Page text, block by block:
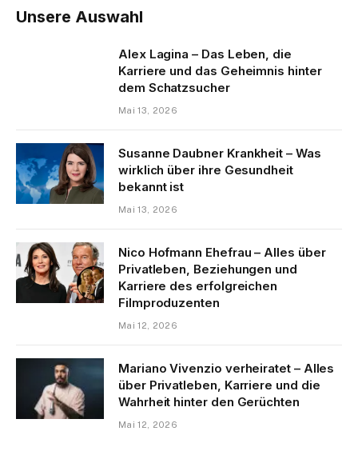
Unsere Auswahl
Alex Lagina – Das Leben, die
Karriere und das Geheimnis hinter
dem Schatzsucher
Mai 13, 2026
Susanne Daubner Krankheit – Was
wirklich über ihre Gesundheit
bekannt ist
Mai 13, 2026
Nico Hofmann Ehefrau – Alles über
Privatleben, Beziehungen und
Karriere des erfolgreichen
Filmproduzenten
Mai 12, 2026
Mariano Vivenzio verheiratet – Alles
über Privatleben, Karriere und die
Wahrheit hinter den Gerüchten
Mai 12, 2026